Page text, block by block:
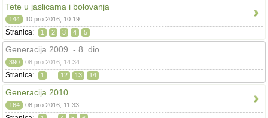
Tete u jaslicama i bolovanja
144 10 pro 2016, 10:19
Stranica: 1 2 3 4 5
Generacija 2009. - 8. dio
390 08 pro 2016, 14:34
Stranica: 1 ... 12 13 14
Generacija 2010.
164 08 pro 2016, 11:33